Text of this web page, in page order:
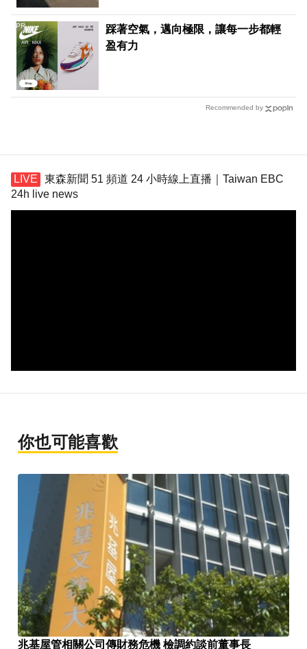
踩著空氣，邁向極限，讓每一步都輕
盈有力
PR
Recommended by
東森新聞 51 頻道 24 小時線上直播｜Taiwan EBC
24h live news
你也可能喜歡
兆基屋管相關公司傳財務危機 檢調約談前董事長